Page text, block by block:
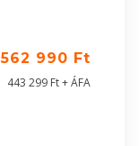
562 990 Ft
443 299 Ft + ÁFA